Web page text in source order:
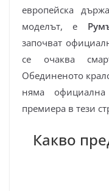
европейска
моделът, е
започват
се очаква
Обединеното
няма
премиера в тези
Какво